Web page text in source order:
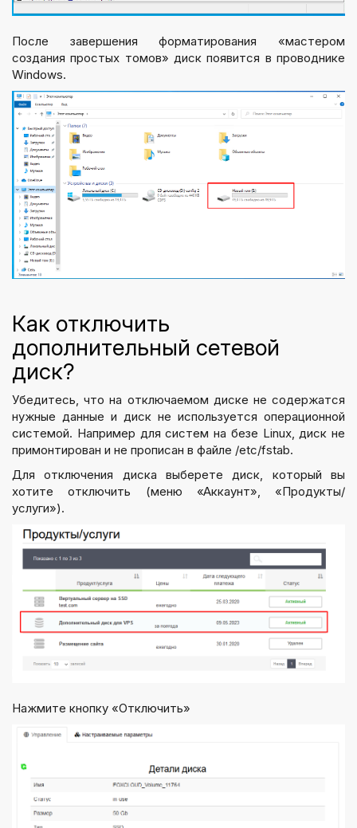
После завершения форматирования «мастером
создания простых томов» диск появится в проводнике
Windows.
Как отключить
дополнительный сетевой
диск?
Убедитесь, что на отключаемом диске не содержатся
нужные данные и диск не используется операционной
системой. Например для систем на безе Linux, диск не
примонтирован и не прописан в файле /etc/fstab.
Для отключения диска выберете диск, который вы
хотите отключить (меню «Аккаунт», «Продукты/
услуги»).
Нажмите кнопку «Отключить»